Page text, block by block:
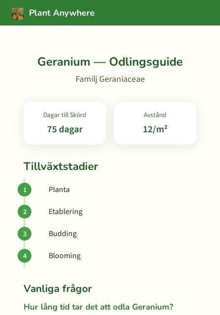
Plant Anywhere
Geranium — Odlingsguide
Familj Geraniaceae
Dagar till Skörd
75 dagar
Avstånd
12/m²
Tillväxtstadier
Planta
Etablering
Budding
Blooming
Vanliga frågor
Hur lång tid tar det att odla Geranium?